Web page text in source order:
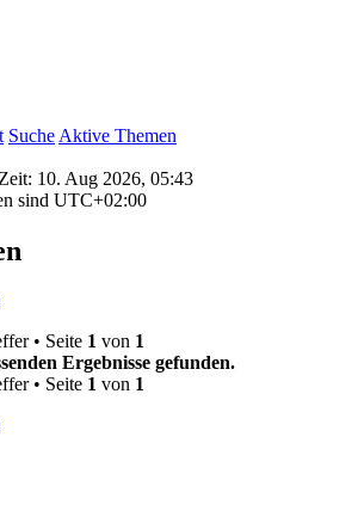
Suche Aktive Themen
10. Aug 2026, 05:43
sind UTC+02:00
• Seite 1 von 1
Ergebnisse gefunden.
• Seite 1 von 1